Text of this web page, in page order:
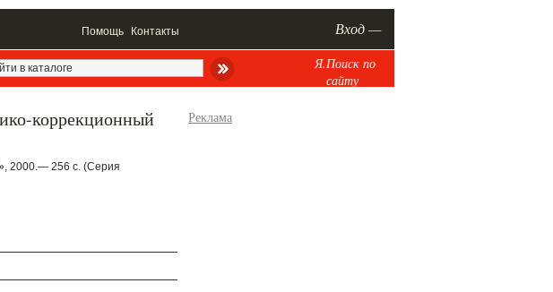
Помощь Контакты Вход —
Я.Поиск по
сайту
коррекционный
2000.— 256 с. (Серия
Реклама